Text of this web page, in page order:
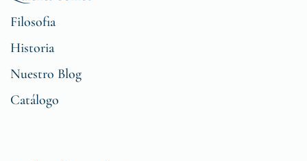
Filosofia
Historia
Nuestro Blog
Catálogo